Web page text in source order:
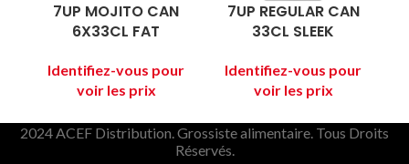
7UP MOJITO CAN
6X33CL FAT
7UP REGULAR CAN
33CL SLEEK
2024 ACEF Distribution. Grossiste alimentaire. Tous Droits
Réservés.